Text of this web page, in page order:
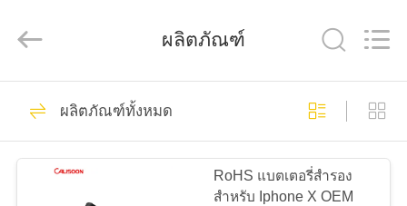
บ้าน
ผลิตภัณฑ์
Yoodertumn
Electronics
All
Reserved.
แบตเตอรี่ Li Ion
โทรศัพท์มือถือ
ผลิตภัณฑ์
ผลิตภัณฑ์ทั้งหมด
RoHS แบตเตอรี่สํารอง
สําหรับ Iphone X OEM